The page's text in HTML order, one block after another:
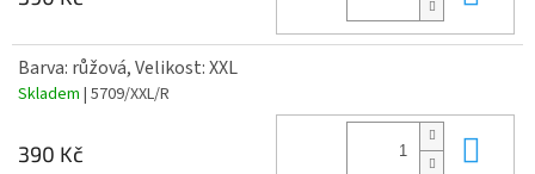
Barva: růžová, Velikost: XXL
Skladem | 5709/XXL/R
390 Kč